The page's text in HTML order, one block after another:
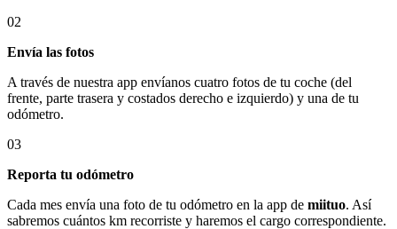
02
Envía las fotos
A través de nuestra app envíanos cuatro fotos de tu coche (del
frente, parte trasera y costados derecho e izquierdo) y una de tu
odómetro.
03
Reporta tu odómetro
Cada mes envía una foto de tu odómetro en la app de miituo. Así
sabremos cuántos km recorriste y haremos el cargo correspondiente.